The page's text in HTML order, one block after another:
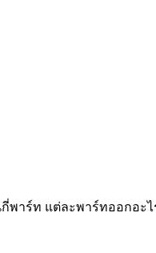
กี่พาร์ท แต่ละพาร์ทออกอะ